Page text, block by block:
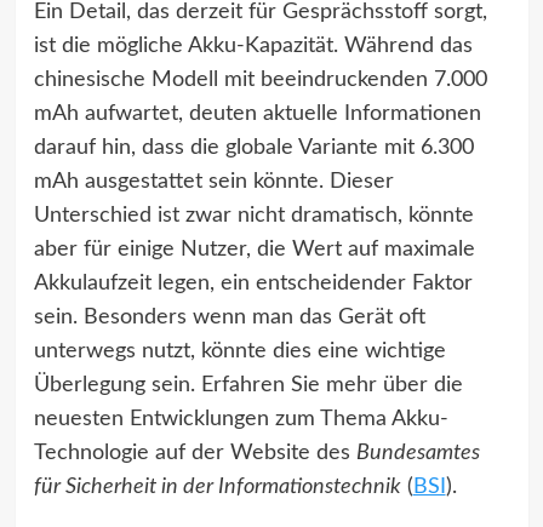
Ein Detail, das derzeit für Gesprächsstoff sorgt,
ist die mögliche Akku-Kapazität. Während das
chinesische Modell mit beeindruckenden 7.000
mAh aufwartet, deuten aktuelle Informationen
darauf hin, dass die globale Variante mit 6.300
mAh ausgestattet sein könnte. Dieser
Unterschied ist zwar nicht dramatisch, könnte
aber für einige Nutzer, die Wert auf maximale
Akkulaufzeit legen, ein entscheidender Faktor
sein. Besonders wenn man das Gerät oft
unterwegs nutzt, könnte dies eine wichtige
Überlegung sein. Erfahren Sie mehr über die
neuesten Entwicklungen zum Thema Akku-
Technologie auf der Website des Bundesamtes
für Sicherheit in der Informationstechnik( BSI ).